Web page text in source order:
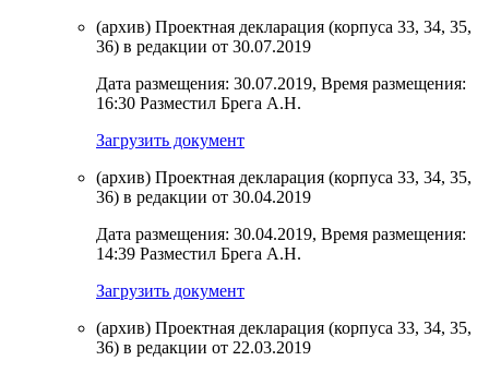
(архив) Проектная декларация (корпуса 33, 34, 35,
36) в редакции от 30.07.2019
Дата размещения: 30.07.2019, Время размещения:
16:30 Разместил Брега А.Н.
Загрузить документ
(архив) Проектная декларация (корпуса 33, 34, 35,
36) в редакции от 30.04.2019
Дата размещения: 30.04.2019, Время размещения:
14:39 Разместил Брега А.Н.
Загрузить документ
(архив) Проектная декларация (корпуса 33, 34, 35,
36) в редакции от 22.03.2019